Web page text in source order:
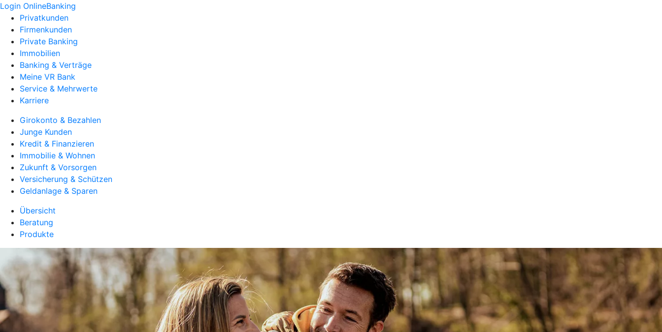
Login OnlineBanking
Privatkunden
Firmenkunden
Private Banking
Immobilien
Banking & Verträge
Meine VR Bank
Service & Mehrwerte
Karriere
Girokonto & Bezahlen
Junge Kunden
Kredit & Finanzieren
Immobilie & Wohnen
Zukunft & Vorsorgen
Versicherung & Schützen
Geldanlage & Sparen
Übersicht
Beratung
Produkte